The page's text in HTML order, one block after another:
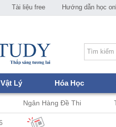
Tài liệu free Hướng dẫn học
Vật Lý Hóa Học
Ngân Hàng Đề Thi